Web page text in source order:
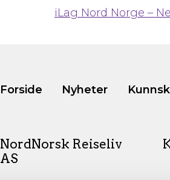
iLag Nord Norge –
Forside Nyheter
NordNorsk Reiseliv
AS